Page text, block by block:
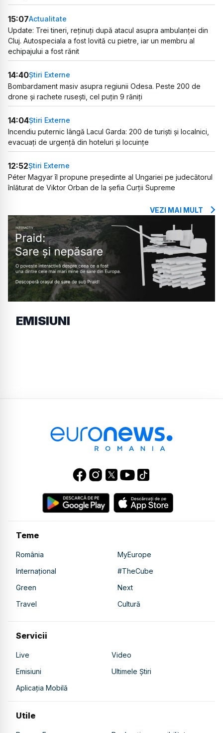
15:07Actualitate
Update: Trei tineri, reținuți după atacul asupra ambulanței din
Cluj. Autospeciala a fost lovită cu pietre, iar un membru al
echipajului a fost rănit
14:40Știri Externe
Bombardament masiv asupra regiunii Odesa. Peste 200 de
drone și rachete rusești, cel puțin 9 răniți
14:04Știri Externe
Incendiu puternic lângă Lacul Garda: 200 de turiști și localnici,
evacuați de urgență din hoteluri și locuințe
12:52Știri Externe
Péter Magyar îl propune președinte al Ungariei pe judecătorul
înlăturat de Viktor Orban de la șefia Curții Supreme
VEZI MAI MULT
EMISIUNI
Teme
România
MyEurope
Internațional
#TheCube
Green
Next
Travel
Cultură
Servicii
Live
Video
Emisiuni
Ultimele Știri
Aplicația Mobilă
Utile